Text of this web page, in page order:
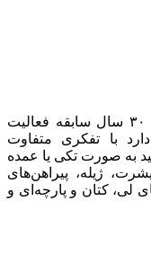
پوشاک مردانه دیورسو با تکیه بر بیش از ۳۰ سال سابقه فعالیت
با تفکری متفاوت
به صورت تکی یا عمده
ژیله، پیراهن‌های
لی، کتان و پارچه‌ای و